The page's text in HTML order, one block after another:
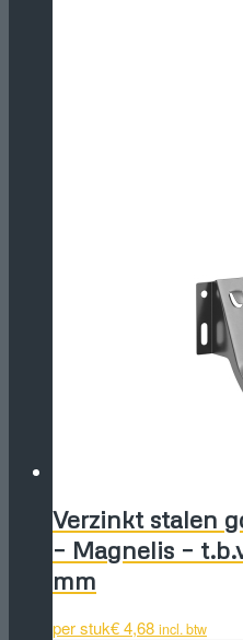
Verzinkt stalen
– Magnelis –
mm
per stuk€4,68 incl. btw